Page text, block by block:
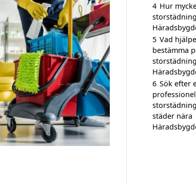
4 Hur
5 Vad
bestämma
6 Sök efter
städer nära